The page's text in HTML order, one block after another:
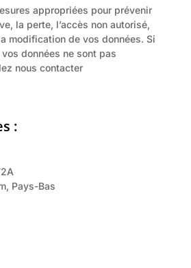
appropriées pour prévenir
la perte, l’accès non autorisé,
modification de vos données. Si
données ne sont pas
nous contacter
:
Pays-Bas